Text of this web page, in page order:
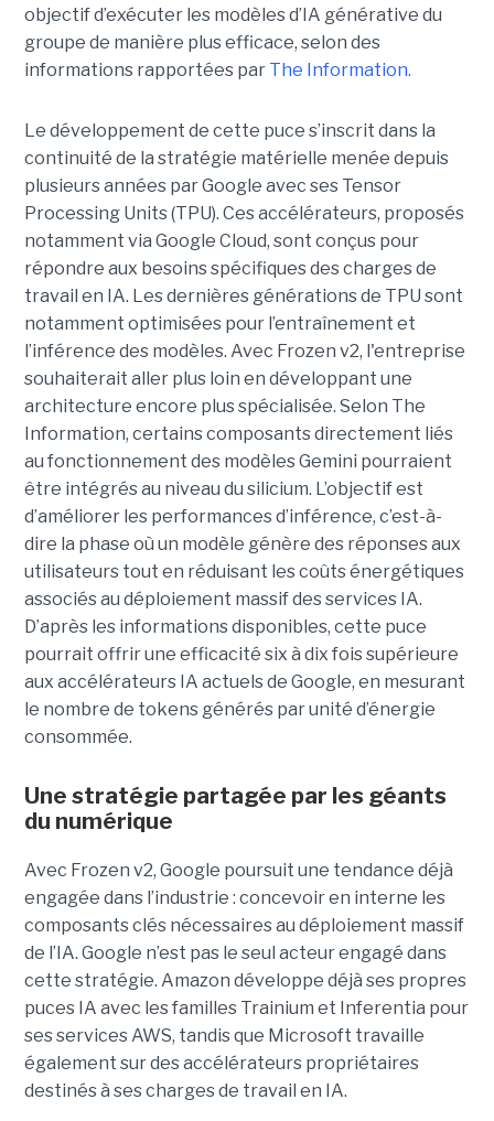
objectif d’exécuter les modèles d’IA générative du
groupe de manière plus efficace, selon des
informations rapportées par The Information.
Le développement de cette puce s’inscrit dans la
continuité de la stratégie matérielle menée depuis
plusieurs années par Google avec ses Tensor
Processing Units (TPU). Ces accélérateurs, proposés
notamment via Google Cloud, sont conçus pour
répondre aux besoins spécifiques des charges de
travail en IA. Les dernières générations de TPU sont
notamment optimisées pour l’entraînement et
l’inférence des modèles. Avec Frozen v2, l'entreprise
souhaiterait aller plus loin en développant une
architecture encore plus spécialisée. Selon The
Information, certains composants directement liés
au fonctionnement des modèles Gemini pourraient
être intégrés au niveau du silicium. L’objectif est
d’améliorer les performances d’inférence, c’est-à-
dire la phase où un modèle génère des réponses aux
utilisateurs tout en réduisant les coûts énergétiques
associés au déploiement massif des services IA.
D’après les informations disponibles, cette puce
pourrait offrir une efficacité six à dix fois supérieure
aux accélérateurs IA actuels de Google, en mesurant
le nombre de tokens générés par unité d’énergie
consommée.
Une stratégie partagée par les géants
du numérique
Avec Frozen v2, Google poursuit une tendance déjà
engagée dans l’industrie : concevoir en interne les
composants clés nécessaires au déploiement massif
de l’IA. Google n’est pas le seul acteur engagé dans
cette stratégie. Amazon développe déjà ses propres
puces IA avec les familles Trainium et Inferentia pour
ses services AWS, tandis que Microsoft travaille
également sur des accélérateurs propriétaires
destinés à ses charges de travail en IA.